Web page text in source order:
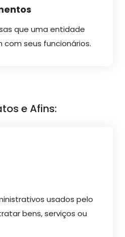
que uma entidade
seus funcionários.
e Afins:
usados pelo
bens, serviços ou